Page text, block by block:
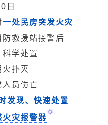
日
一处民房突发火灾
防救援站接警后
科学处置
火扑灭
人员伤亡
发现、快速处置
火灾报警器